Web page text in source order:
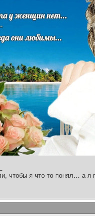
чтобы я что-то понял… а